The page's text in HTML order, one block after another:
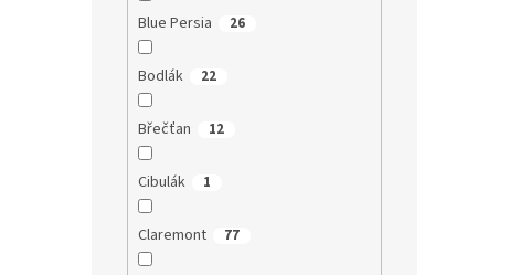
Blue Persia 26
Bodlák 22
Břečťan 12
Cibulák 1
Claremont 77